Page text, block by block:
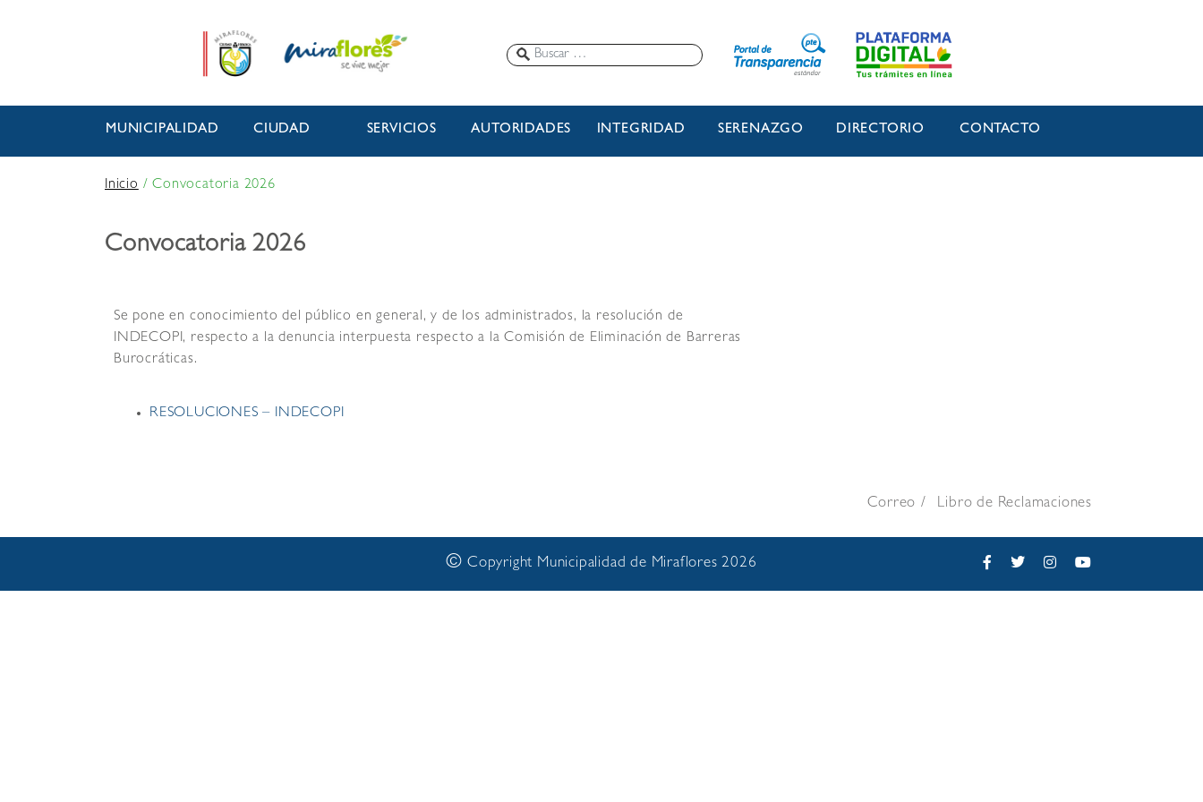
MUNICIPALIDAD CIUDAD SERVICIOS AUTORIDADES INTEGRIDAD SERENAZGO DIRECTORIO CONTACTO
Inicio/Convocatoria 2026
Convocatoria 2026
Se pone en conocimiento del público en general, y de los administrados, la resolución de
INDECOPI, respecto a la denuncia interpuesta respecto a la Comisión de Eliminación de Barreras
Burocráticas.
RESOLUCIONES – INDECOPI
Correo Libro de Reclamaciones
© Copyright Municipalidad de Miraflores 2026